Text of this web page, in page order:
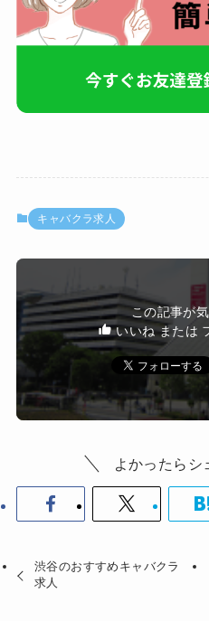
キャバクラ求人
この記事が
いいね または
よかったらシ
渋谷のおすすめキャバクラ
求人